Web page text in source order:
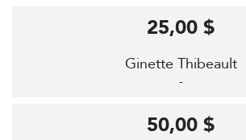
Ginette Thibeault
-
25,00 $
50,00 $